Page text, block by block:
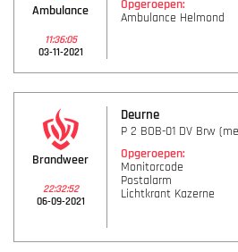
Ambulance
11:36:05
03-11-2021
Opgeroepen:
Ambulance Helmond
Brandweer
22:32:52
06-09-2021
Deurne
P 2 BOB-01 DV Brw
Opgeroepen:
Monitorcode
Postalarm
Lichtkrant Kazerne